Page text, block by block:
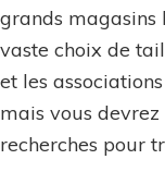
grands
vaste choix de
et les
mais vous
recherches pour